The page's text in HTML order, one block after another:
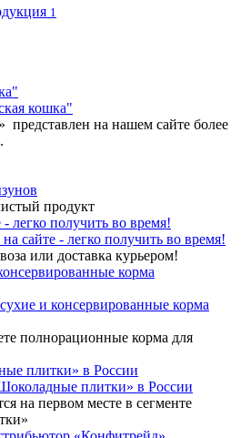
1
кошка"
представлен на нашем сайте более
продукт
на сайте - легко получить во время!
или доставка курьером!
и консервированные корма
полнорационные корма для
плитки» в России
на первом месте в сегменте